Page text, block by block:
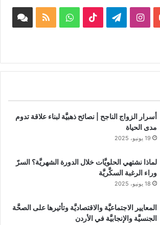
‫YouTubeانستقرامتيلقرام ‫TikTokواتسابملخص
أسرار الزواج الناجح | نصائح ذهبيَّة لبناء علاقة تدوم
مدى الحياة
19 يونيو، 2025
لماذا نشتهي الحلويَّات خلال الدورة الشهريَّة؟ السرّ
وراء الرغبة السكَّريَّة
18 يونيو، 2025
المعايير الاجتماعيَّة والاقتصاديَّة وتأثيرها على الصحَّة
الجنسيَّة والإنجابيَّة في الأردن